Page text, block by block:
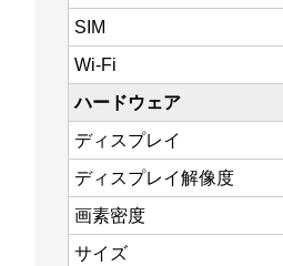
SIM
Wi-Fi
ハードウェア
ディスプレイ
ディスプレイ解像度
画素密度
サイズ